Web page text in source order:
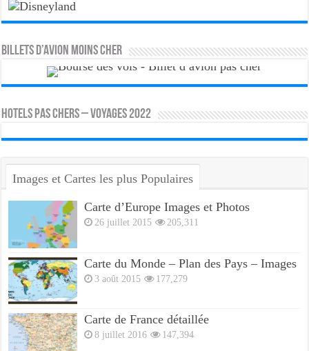
Billets d’avion moins cher
HOTELS PAS CHERS – VOYAGES 2022
Images et Cartes les plus Populaires
Carte d’Europe Images et Photos
26 juillet 2015 205,311
Carte du Monde – Plan des Pays – Images
3 août 2015 177,279
Carte de France détaillée
8 juillet 2016 147,394